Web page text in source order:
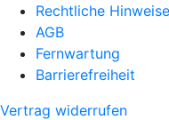
Rechtliche Hinweise
AGB
Fernwartung
Barrierefreiheit
Vertrag widerrufen